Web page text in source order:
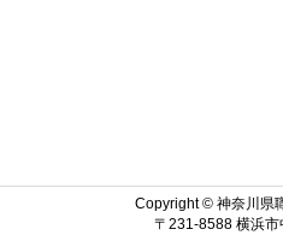
Copyright © 神奈川県
〒231-8588 横浜市